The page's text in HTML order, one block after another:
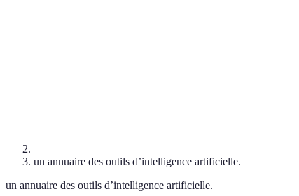
un annuaire des outils d’intelligence artificielle.
un annuaire des outils d’intelligence artificielle.